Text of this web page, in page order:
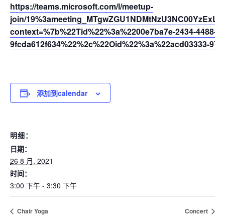
https://teams.microsoft.com/l/meetup-
join/
context=%7b%22Tid%22%3a%2200e7ba7e-2434-4488-
9fcda612f634%22%2c%22Oid%22%3a%22acd03333-
添加到calendar
明细：
日期：
26 8 月, 2021
时间：
3:00 下午 - 3:30 下午
Chair Yoga Concert